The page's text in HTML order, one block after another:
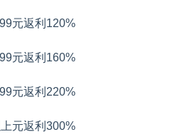
元返利120%
元返利160%
元返利220%
元返利300%